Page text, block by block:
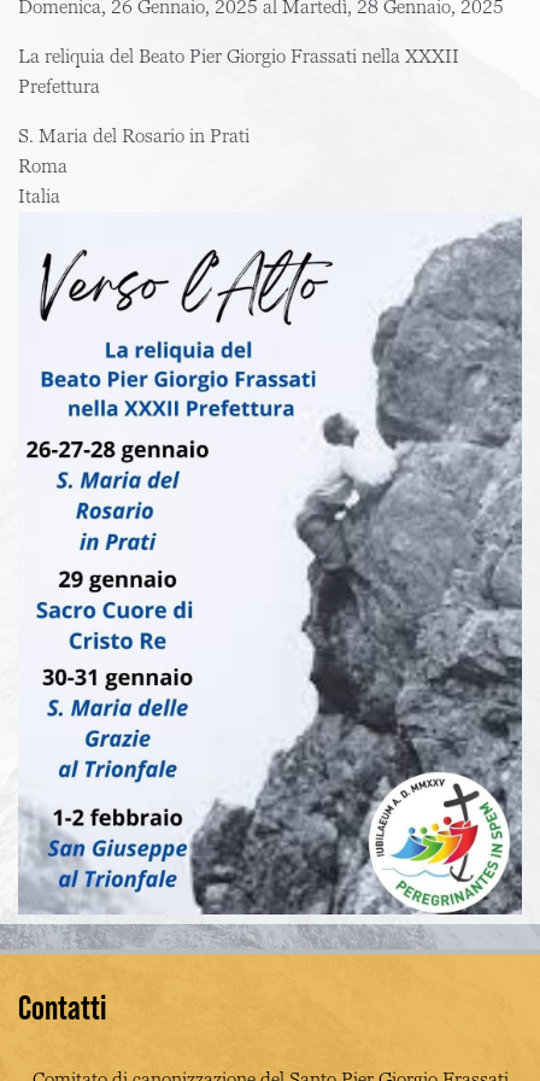
Domenica, 26 Gennaio, 2025 al Martedì, 28 Gennaio, 2025
La reliquia del Beato Pier Giorgio Frassati nella XXXII
Prefettura
S. Maria del Rosario in Prati
Roma
Italia
Contatti